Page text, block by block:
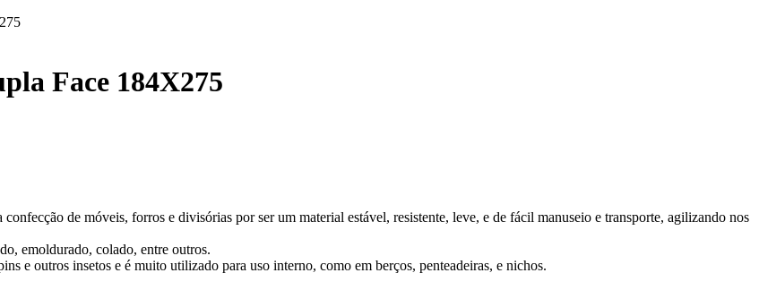
Face 184X275
de móveis, forros e divisórias por ser um material estável, resistente, leve, e de fácil manuseio e transporte, agilizando nos
emoldurado, colado, entre outros.
e outros insetos e é muito utilizado para uso interno, como em berços, penteadeiras, e nichos.